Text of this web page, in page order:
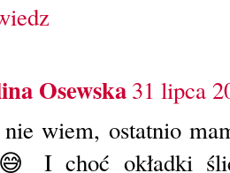
Osewska31 lipca
nie wiem, ostatnio
I choć okładki